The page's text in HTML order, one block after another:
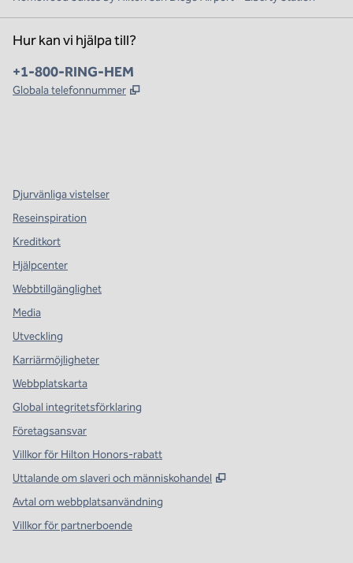
Hur kan vi hjälpa till?
Telefon:
+1-800-RING-HEM
Globala telefonnummer ,
Djurvänliga vistelser
Reseinspiration
Kreditkort
Hjälpcenter
Webbtillgänglighet
Media
Utveckling
Karriärmöjligheter
Webbplatskarta
Global integritetsförklaring
Företagsansvar
Villkor för Hilton Honors-rabatt
Uttalande om slaveri och människohandel
,
Avtal om webbplatsanvändning
Villkor för partnerboende